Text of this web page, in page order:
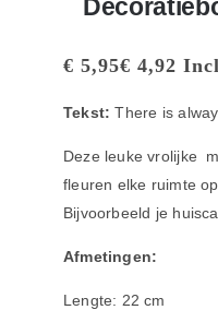
€ 5,95€ 4,92
Tekst: There is
Deze leuke vrolijke
fleuren elke ruimte op.
Bijvoorbeeld je
Afmetingen:
Lengte: 22 cm